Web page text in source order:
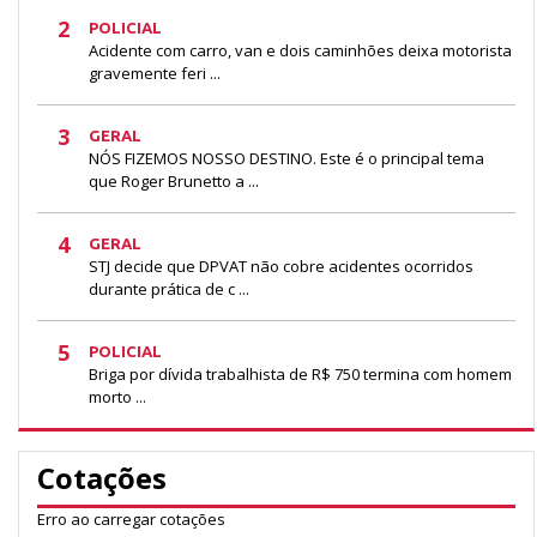
2 POLICIAL
Acidente com carro, van e dois caminhões deixa motorista
gravemente feri ...
3 GERAL
NÓS FIZEMOS NOSSO DESTINO. Este é o principal tema
que Roger Brunetto a ...
4 GERAL
STJ decide que DPVAT não cobre acidentes ocorridos
durante prática de c ...
5 POLICIAL
Briga por dívida trabalhista de R$ 750 termina com homem
morto ...
Cotações
Erro ao carregar cotações